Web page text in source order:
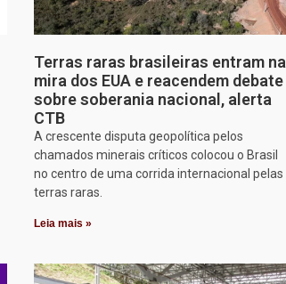
Terras raras brasileiras entram na
mira dos EUA e reacendem debate
sobre soberania nacional, alerta
CTB
A crescente disputa geopolítica pelos
chamados minerais críticos colocou o Brasil
no centro de uma corrida internacional pelas
terras raras.
Leia mais »